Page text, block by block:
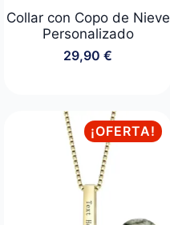
Collar con Copo de Nieve
Personalizado
29,90 €
¡OFERTA!